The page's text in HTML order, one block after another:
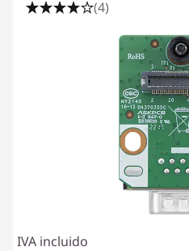
(4)
IVA incluido